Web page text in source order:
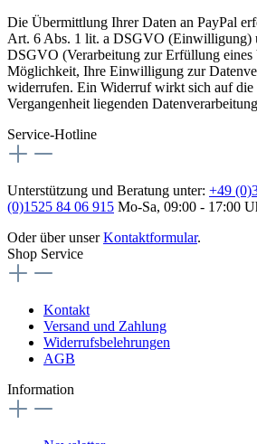
Die Übermittlung Ihrer Daten an PayPal
Art. 6 Abs. 1 lit. a DSGVO (Einwilligung)
DSGVO (Verarbeitung zur Erfüllung eines
Möglichkeit, Ihre Einwilligung zur
widerrufen. Ein Widerruf wirkt sich auf
Vergangenheit liegenden
Service-Hotline
Unterstützung und Beratung unter: +49
(0)1525 84 06 915 Mo-Sa, 09:00 - 17:00
Oder über unserKontaktformular.
Shop Service
Kontakt
Versand und Zahlung
Widerrufsbelehrungen
AGB
Information